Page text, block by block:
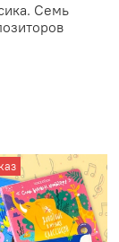
Семь